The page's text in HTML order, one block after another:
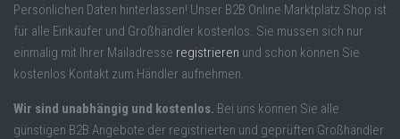
Persönlichen Daten hinterlassen! Unser B2B Online Marktplatz Shop ist
für alle Einkäufer und Großhändler kostenlos. Sie müssen sich nur
einmalig mit Ihrer Mailadresse registrieren und schon können Sie
kostenlos Kontakt zum Händler aufnehmen.
Wir sind unabhängig und kostenlos. Bei uns können Sie alle
günstigen B2B Angebote der registrierten und geprüften Großhändler